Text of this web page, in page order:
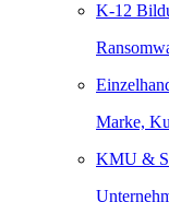
K-12
Marke,
KMU &